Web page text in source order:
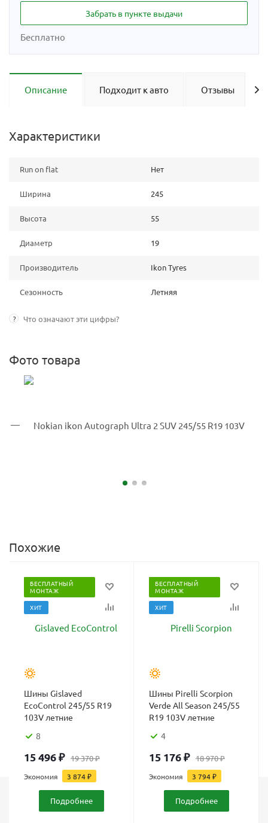
Бесплатно
Забрать в пункте выдачи
Описание Подходит к авто Отзывы
Характеристики
Run on flat Нет
Ширина 245
Высота 55
Диаметр 19
Производитель Ikon Tyres
Сезонность Летняя
? Что означают эти цифры?
Фото товара
Похожие
БЕСПЛАТНЫЙ
МОНТАЖ
ХИТ
Шины Gislaved
EcoControl 245/55 R19
103V летние
8
15 496₽ 19 370₽
Экономия 3 874₽
Подробнее
БЕСПЛАТНЫЙ
МОНТАЖ
ХИТ
Шины Pirelli Scorpion
Verde All Season 245/55
R19 103V летние
4
15 176₽ 18 970₽
Экономия 3 794₽
Подробнее